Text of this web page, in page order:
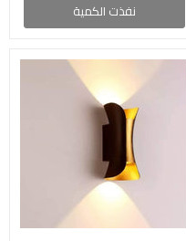
نفذت الكمية